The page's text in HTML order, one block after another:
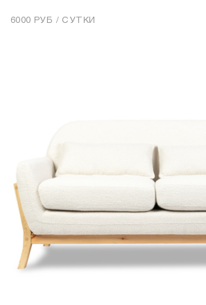
6000 РУБ / СУТКИ